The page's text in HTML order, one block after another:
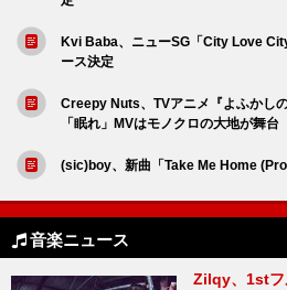
Kvi Baba、ニューSG「City Love
ース決定
Creepy Nuts、TVアニメ『よふかし
「眠れ」MVはモノクロの大地が舞台
(sic)boy、新曲「Take Me Home
音楽ニュース
Zilqy、1st